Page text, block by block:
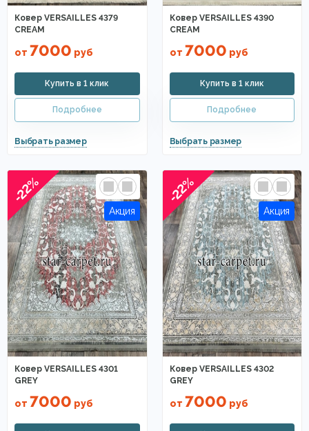
Ковер VERSAILLES 4379
CREAM
от 7000 руб
Ковер VERSAILLES 4390
CREAM
от 7000 руб
-22%
Ковер VERSAILLES 4301
GREY
от 7000 руб
-22%
Ковер VERSAILLES 4302
GREY
от 7000 руб